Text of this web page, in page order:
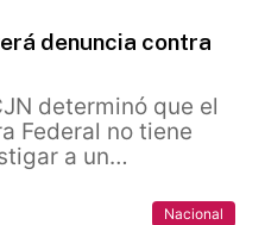
denuncia contra
determinó que el
Federal no tiene
a un…
Nacional